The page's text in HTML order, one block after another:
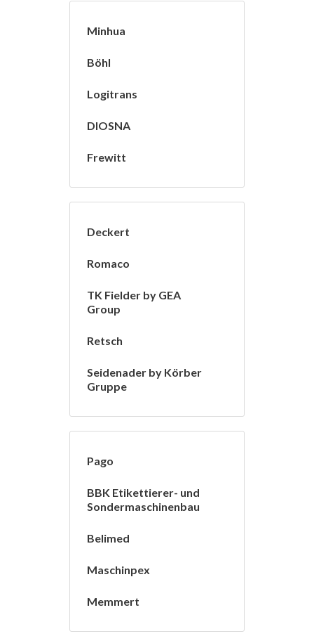
Minhua
Böhl
Logitrans
DIOSNA
Frewitt
Deckert
Romaco
TK Fielder by GEA
Group
Retsch
Seidenader by Körber
Gruppe
Pago
BBK Etikettierer- und
Sondermaschinenbau
Belimed
Maschinpex
Memmert